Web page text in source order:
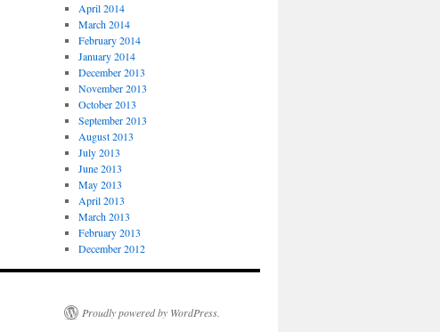
April 2014
March 2014
February 2014
January 2014
December 2013
November 2013
October 2013
September 2013
August 2013
July 2013
June 2013
May 2013
April 2013
March 2013
February 2013
December 2012
Proudly powered by WordPress.